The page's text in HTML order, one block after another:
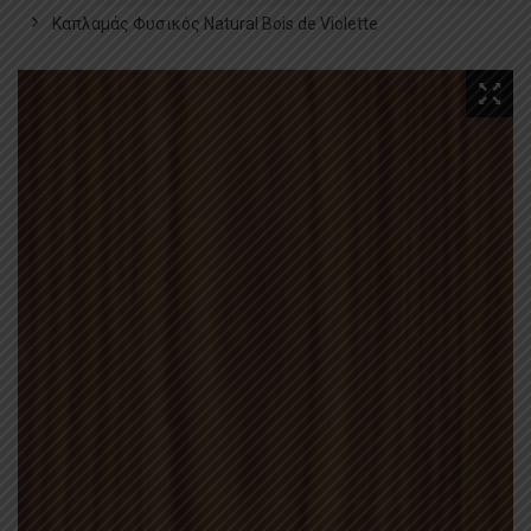
Καπλαμάς Φυσικός Natural Bois de Violette